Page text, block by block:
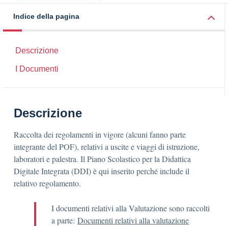
Indice della pagina
Descrizione
I Documenti
Descrizione
Raccolta dei regolamenti in vigore (alcuni fanno parte
integrante del POF), relativi a uscite e viaggi di istruzione,
laboratori e palestra. Il Piano Scolastico per la Didattica
Digitale Integrata (DDI) è qui inserito perché include il
relativo regolamento.
I documenti relativi alla Valutazione sono raccolti
a parte: Documenti relativi alla valutazione